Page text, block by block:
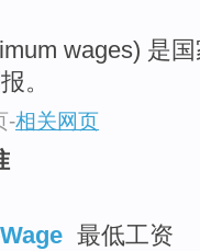
wages) 是
。
-相关网页
最低工资